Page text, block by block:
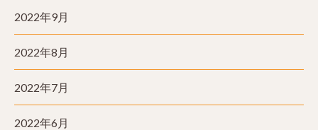
2022年9月
2022年8月
2022年7月
2022年6月